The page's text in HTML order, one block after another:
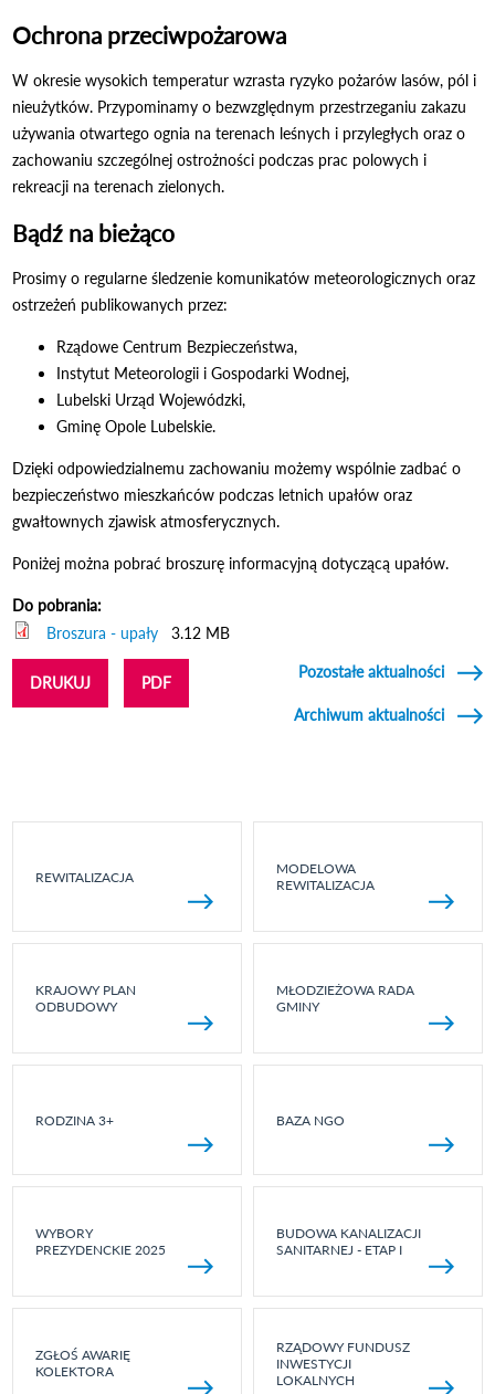
Ochrona przeciwpożarowa
W okresie wysokich temperatur wzrasta ryzyko pożarów lasów, pól i
nieużytków. Przypominamy o bezwzględnym przestrzeganiu zakazu
używania otwartego ognia na terenach leśnych i przyległych oraz o
zachowaniu szczególnej ostrożności podczas prac polowych i
rekreacji na terenach zielonych.
Bądź na bieżąco
Prosimy o regularne śledzenie komunikatów meteorologicznych oraz
ostrzeżeń publikowanych przez:
Rządowe Centrum Bezpieczeństwa,
Instytut Meteorologii i Gospodarki Wodnej,
Lubelski Urząd Wojewódzki,
Gminę Opole Lubelskie.
Dzięki odpowiedzialnemu zachowaniu możemy wspólnie zadbać o
bezpieczeństwo mieszkańców podczas letnich upałów oraz
gwałtownych zjawisk atmosferycznych.
Poniżej można pobrać broszurę informacyjną dotyczącą upałów.
Do pobrania:
Broszura - upały
3.12 MB
DRUKUJ PDF
Pozostałe aktualności
Archiwum aktualności
REWITALIZACJA
MODELOWA
REWITALIZACJA
KRAJOWY PLAN
ODBUDOWY
MŁODZIEŻOWA RADA
GMINY
RODZINA 3+ BAZA NGO
WYBORY
PREZYDENCKIE 2025
BUDOWA KANALIZACJI
SANITARNEJ - ETAP I
ZGŁOŚ AWARIĘ
KOLEKTORA
RZĄDOWY FUNDUSZ
INWESTYCJI
LOKALNYCH